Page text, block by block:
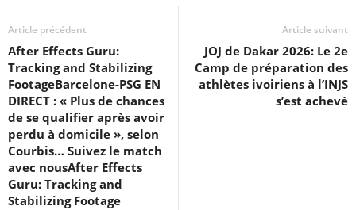
Article précédent
After Effects Guru:
Tracking and Stabilizing
FootageBarcelone-PSG EN
DIRECT : « Plus de chances
de se qualifier après avoir
perdu à domicile », selon
Courbis… Suivez le match
avec nousAfter Effects
Guru: Tracking and
Stabilizing Footage
Article suivant
JOJ de Dakar 2026: Le 2e
Camp de préparation des
athlètes ivoiriens à l’INJS
s’est achevé